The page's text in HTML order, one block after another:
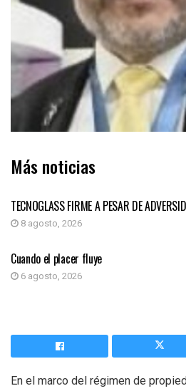
Más noticias
TECNOGLASS FIRME A PESAR DE
8 agosto, 2026
COLUMNA DE OPINIÓN
Cuando el placer fluye
6 agosto, 2026
En el marco del régimen de